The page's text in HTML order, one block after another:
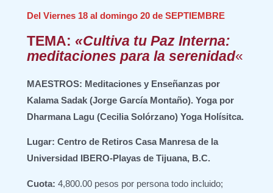
Del Viernes 18 al domingo 20 de SEPTIEMBRE
TEMA: «Cultiva tu Paz Interna:
meditaciones para la serenidad«
MAESTROS: Meditaciones y Enseñanzas por
Kalama Sadak (Jorge García Montaño). Yoga por
Dharmana Lagu (Cecilia Solórzano) Yoga Holísitca.
Lugar: Centro de Retiros Casa Manresa de la
Universidad IBERO-Playas de Tijuana, B.C.
Cuota: 4,800.00 pesos por persona todo incluido;